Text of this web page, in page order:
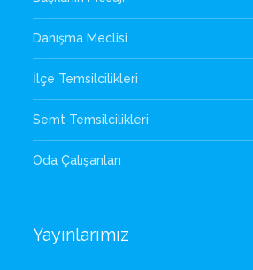
Danışma Meclisi
İlçe Temsilcilikleri
Semt Temsilcilikleri
Oda Çalışanları
Yayınlarımız